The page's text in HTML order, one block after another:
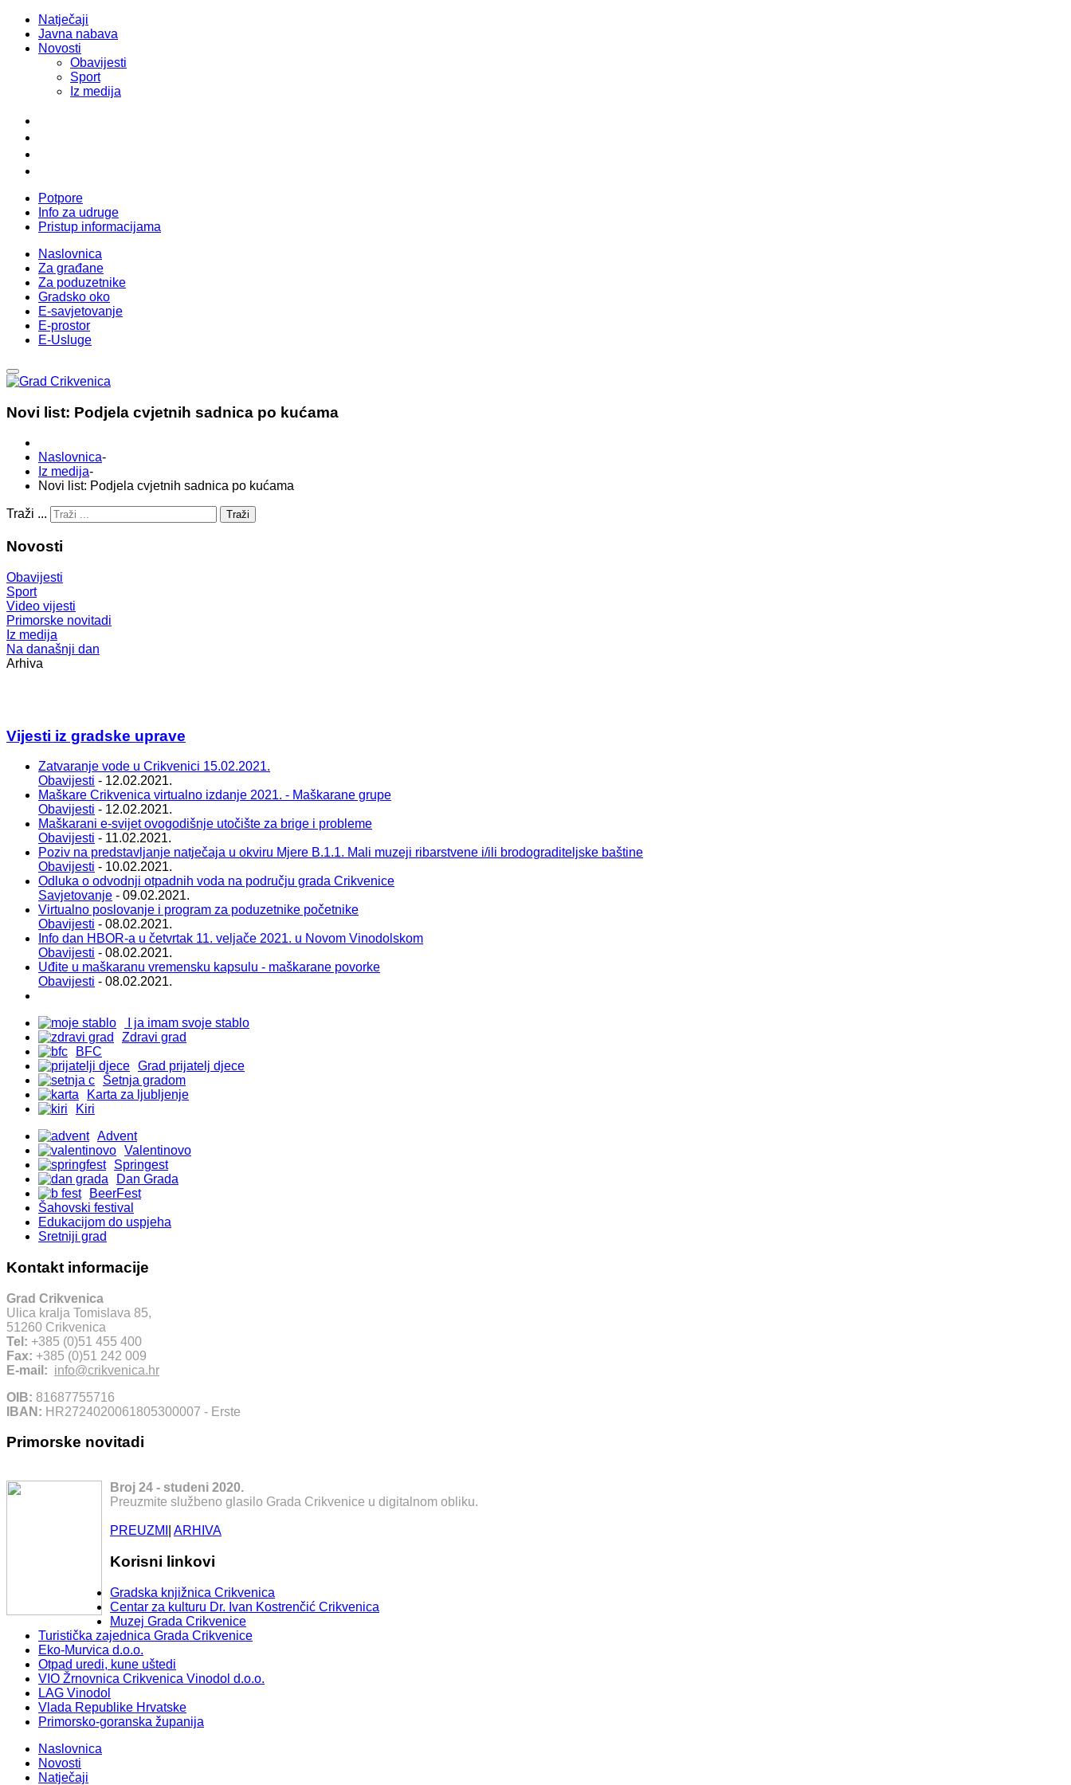
Natječaji
Javna nabava
Novosti
Obavijesti
Sport
Iz medija
Potpore
Info za udruge
Pristup informacijama
Naslovnica
Za građane
Za poduzetnike
Gradsko oko
E-savjetovanje
E-prostor
E-Usluge
Novi list: Podjela cvjetnih sadnica po kućama
Naslovnica-
Iz medija-
Novi list: Podjela cvjetnih sadnica po kućama
Traži ... Traži
Novosti
Obavijesti
Sport
Video vijesti
Primorske novitadi
Iz medija
Na današnji dan
Arhiva
Vijesti iz gradske uprave
Zatvaranje vode u Crikvenici 15.02.2021.
Obavijesti - 12.02.2021.
Maškare Crikvenica virtualno izdanje 2021. - Maškarane grupe
Obavijesti - 12.02.2021.
Maškarani e-svijet ovogodišnje utočište za brige i probleme
Obavijesti - 11.02.2021.
Poziv na predstavljanje natječaja u okviru Mjere B.1.1. Mali muzeji ribarstvene i/ili brodograditeljske baštine
Obavijesti - 10.02.2021.
Odluka o odvodnji otpadnih voda na području grada Crikvenice
Savjetovanje - 09.02.2021.
Virtualno poslovanje i program za poduzetnike početnike
Obavijesti - 08.02.2021.
Info dan HBOR-a u četvrtak 11. veljače 2021. u Novom Vinodolskom
Obavijesti - 08.02.2021.
Uđite u maškaranu vremensku kapsulu - maškarane povorke
Obavijesti - 08.02.2021.
I ja imam svoje stablo
Zdravi grad
BFC
Grad prijatelj djece
Šetnja gradom
Karta za ljubljenje
Kiri
Advent
Valentinovo
Springest
Dan Grada
BeerFest
Šahovski festival
Edukacijom do uspjeha
Sretniji grad
Kontakt informacije
Grad Crikvenica
Ulica kralja Tomislava 85,
51260 Crikvenica
Tel: +385 (0)51 455 400
Fax: +385 (0)51 242 009
E-mail: info@crikvenica.hr
OIB: 81687755716
IBAN: HR2724020061805300007 - Erste
Primorske novitadi
Broj 24 - studeni 2020.
Preuzmite službeno glasilo Grada Crikvenice u digitalnom obliku.
PREUZMI ARHIVA
Korisni linkovi
Gradska knjižnica Crikvenica
Centar za kulturu Dr. Ivan Kostrenčić Crikvenica
Muzej Grada Crikvenice
Turistička zajednica Grada Crikvenice
Eko-Murvica d.o.o.
Otpad uredi, kune uštedi
VIO Žrnovnica Crikvenica Vinodol d.o.o.
LAG Vinodol
Vlada Republike Hrvatske
Primorsko-goranska županija
Naslovnica
Novosti
Natječaji